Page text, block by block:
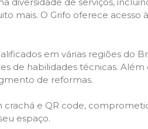
diversidade de serviços,
mais. O Grifo oferece acesso
em várias regiões do
de habilidades técnicas. Além
de reformas.
e QR code,
espaço.